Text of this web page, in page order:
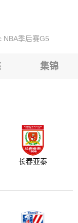
雷克雅未克
NBA季后赛G5
集锦
长春亚泰